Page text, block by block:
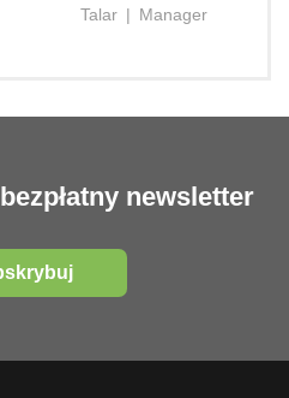
Talar | Manager
newsletter